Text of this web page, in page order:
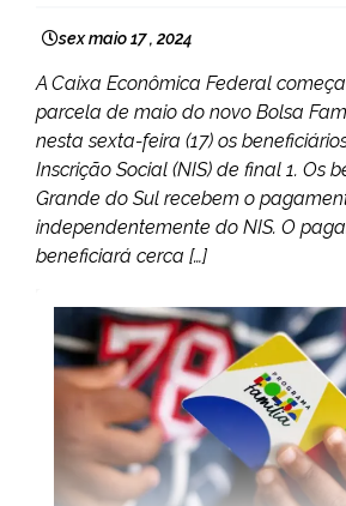
sex maio 17 , 2024
A Caixa Econômica Federal
parcela de maio do novo Bolsa
nesta sexta-feira (17) os
Inscrição Social (NIS) de final 1. Os
Grande do Sul recebem o
independentemente do NIS. O
beneficiará cerca […]